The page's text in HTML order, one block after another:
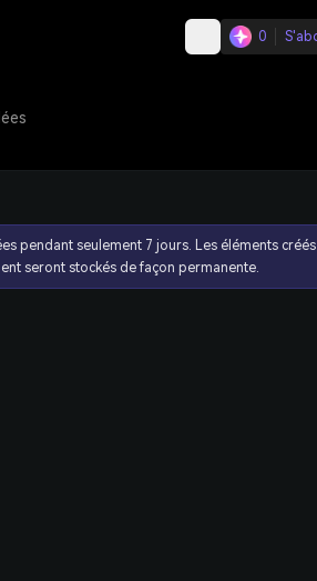
0
pendant seulement 7 jours. Les éléments
seront stockés de façon permanente.